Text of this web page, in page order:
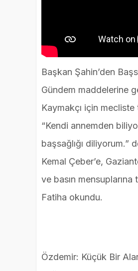
Başkan Şahin’den
Gündem maddelerine
Kaymakçı için
“Kendi annemden
başsağlığı diliyorum.”
Kemal Çeber’e,
ve basın
Fatiha okundu.
Özdemir: Küçük Bir